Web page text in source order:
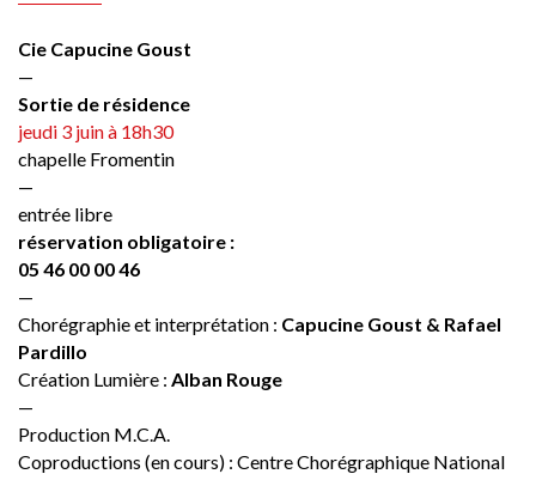
Cie Capucine Goust
—
Sortie de résidence
jeudi 3 juin à 18h30
chapelle Fromentin
—
entrée libre
réservation obligatoire :
05 46 00 00 46
—
Chorégraphie et interprétation : Capucine Goust & Rafael
Pardillo
Création Lumière : Alban Rouge
—
Production M.C.A.
Coproductions (en cours) : Centre Chorégraphique National